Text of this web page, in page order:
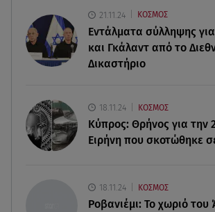
08.08.26 , 22:45
Κρήτη: Τι απαντά η ΕΛ.ΑΣ. για το
μεθυσμένο τουρίστα
Αλεξανδρούπολη: Ανασύρθηκε χωρίς
αισθήσεις του ηλικιωμένος από
δηλητηρίασαν δύο δέντρα
21.11.24 ΚΟΣΜΟΣ
Εντάλματα σύλληψης
και Γκάλαντ από το
Δικαστήριο
18.11.24 ΚΟΣΜΟΣ
Κύπρος: Θρήνος για την
Ειρήνη που σκοτώθηκε
18.11.24 ΚΟΣΜΟΣ
Ροβανιέμι: Το χωριό του